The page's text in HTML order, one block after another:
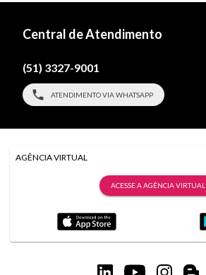
Central de Atendimento
(51) 3327-9001
ATENDIMENTO VIA WHATSAPP
AGÊNCIA VIRTUAL
ACESSE A AGÊNCIA VIRTUAL